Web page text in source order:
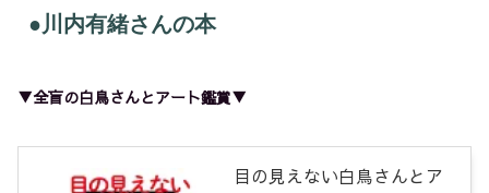
●川内有緒さんの本
▼全盲の白鳥さんとアート鑑賞▼
目の見えない白鳥さんとア